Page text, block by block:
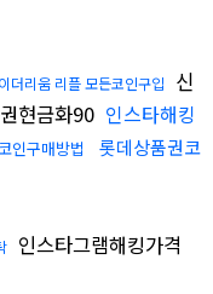
이더리움 리플 모든코인구입
신
현금화90 인스타해킹
인구매방법
롯데상품권코
인스타그램해킹가격